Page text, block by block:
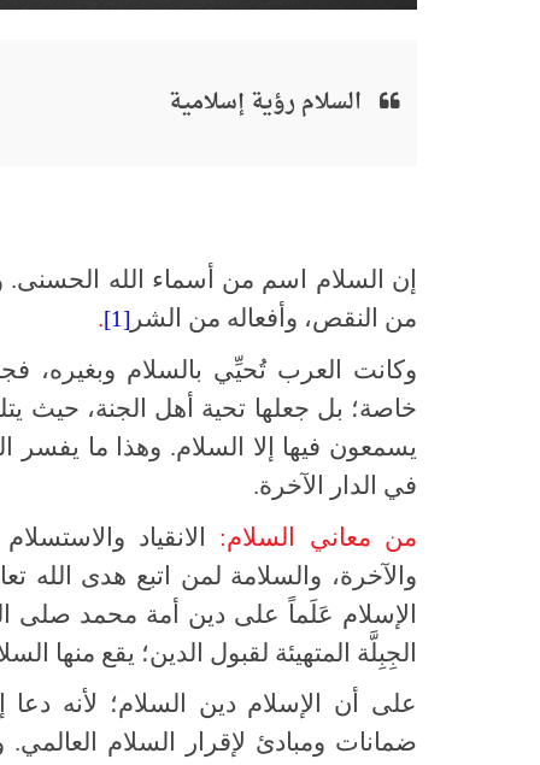
السلام رؤية إسلامية
إن السلام اسم من أسماء الله
من النقص، وأفعاله من الشر [1]
.
وكانت العرب تُحيِّي بالسلام وبغيره،
خاصة؛ بل جعلها تحية أهل الجنة، حيث
يسمعون فيها إلا السلام. وهذا ما يفسر
في الدار الآخرة.
من معاني السلام: الانقياد
والآخرة، والسلامة لمن اتبع هدى الله
الإسلام عَلَماً على دين أمة محمد صلى
الجِبِلَّة المتهيئة لقبول الدين؛ يقع منها
على أن الإسلام دين السلام؛ لأنه دعا
ضمانات ومبادئ لإقرار السلام